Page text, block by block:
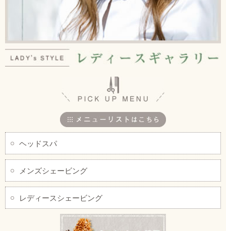
ヘッドスパ
メンズシェービング
レディースシェービング